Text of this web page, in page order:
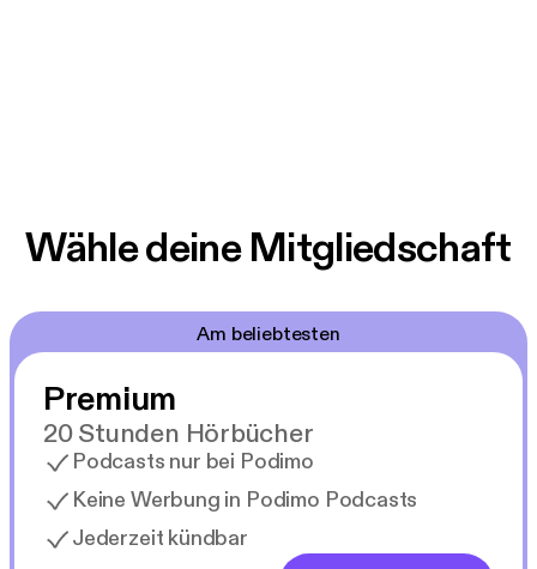
Wähle deine Mitgliedschaft
Am beliebtesten
Premium
20 Stunden Hörbücher
Podcasts nur bei Podimo
Keine Werbung in Podimo Podcasts
Jederzeit kündbar